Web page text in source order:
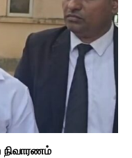
நிவாரணம்